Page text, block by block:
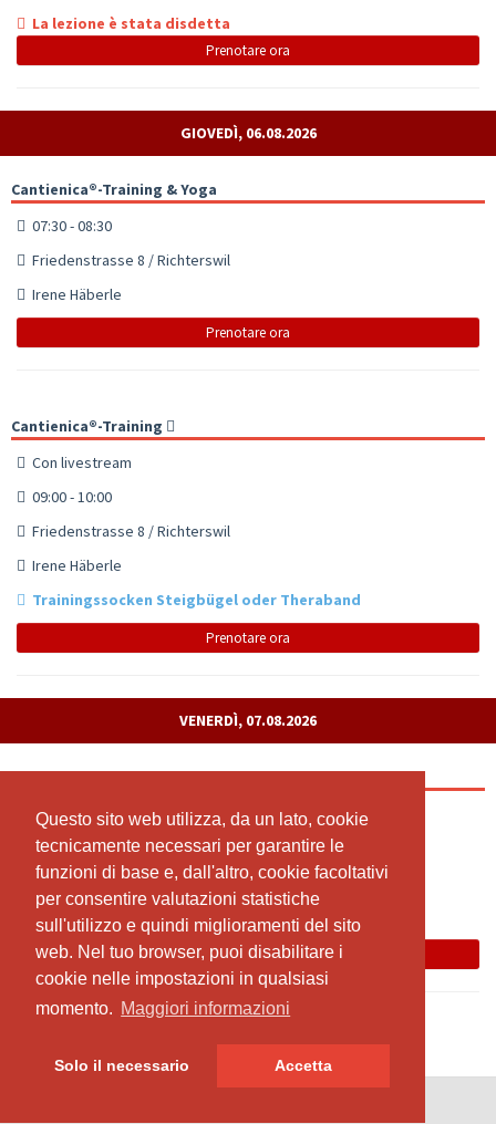
Questo sito web utilizza, da un lato, cookie
tecnicamente necessari per garantire le
funzioni di base e, dall'altro, cookie facoltativi
per consentire valutazioni statistiche
sull'utilizzo e quindi miglioramenti del sito
web. Nel tuo browser, puoi disabilitare i
cookie nelle impostazioni in qualsiasi
momento. Maggiori informazioni
Solo il necessario Accetta
Questo sito web utilizza, da un lato, cookie
tecnicamente necessari per garantire le
funzioni di base e, dall'altro, cookie facoltativi
per consentire valutazioni statistiche
sull'utilizzo e quindi miglioramenti del sito
web. Nel tuo browser, puoi disabilitare i
cookie nelle impostazioni in qualsiasi
momento. Maggiori informazioni
Solo il necessario Accetta
La lezione è stata disdetta
Prenotare ora
GIOVEDÌ, 06.08.2026
Cantienica®-Training & Yoga
07:30 - 08:30
Friedenstrasse 8 / Richterswil
Irene Häberle
Prenotare ora
Cantienica®-Training
Con livestream
09:00 - 10:00
Friedenstrasse 8 / Richterswil
Irene Häberle
Trainingssocken Steigbügel oder Theraband
Prenotare ora
VENERDÌ, 07.08.2026
Cantienica®-Training
10:00 - 11:00
Friedenstrasse 8 / Richterswil
Isabelle Van Tuijl
Ultima occasione! Rimane solo un posto!
Prenotare ora